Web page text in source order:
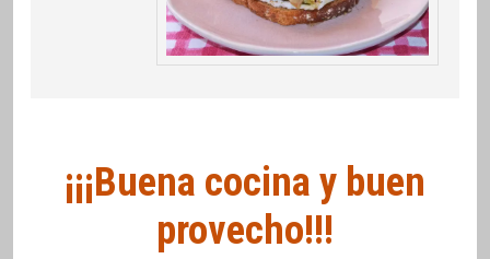
¡¡¡Buena cocina y buen
provecho!!!